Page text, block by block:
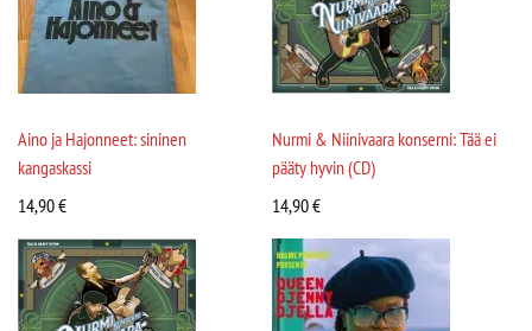
Aino ja Hajonneet: sininen
kangaskassi
14,90€
Nurmi & Niinivaara konserni: Tää ei
pääty hyvin (CD)
14,90€